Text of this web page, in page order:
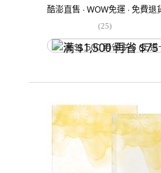
酷澎直售 ∙ WOW免運 ∙ 免費退
(25)
满 $1,500 再省 $75 (王道